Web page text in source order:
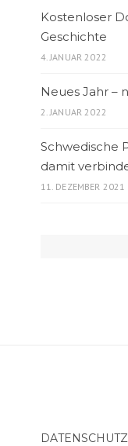
Kostenloser
Geschichte
4. JANUAR 2022
Neues Jahr –
2. JANUAR 2022
Schwedische
damit
11. DEZEMBER 2021